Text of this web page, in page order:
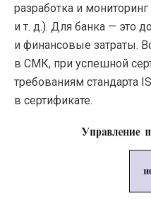
разработка и
и т. д.). Для банка — это
и финансовые затраты.
в СМК, при успешной
требованиям стандарта
в сертификате.